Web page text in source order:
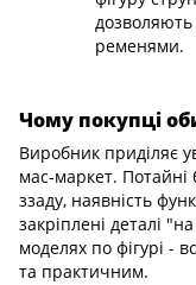
ременями.
Чому покупці
Виробник приділяє
мас-маркет. Потайні
ззаду, наявність
закріплені деталі
моделях по фігурі -
та практичним.